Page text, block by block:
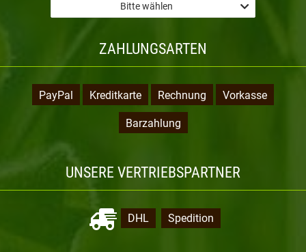
Bitte wählen
ZAHLUNGSARTEN
PayPal Kreditkarte Rechnung Vorkasse
Barzahlung
UNSERE VERTRIEBSPARTNER
DHL Spedition